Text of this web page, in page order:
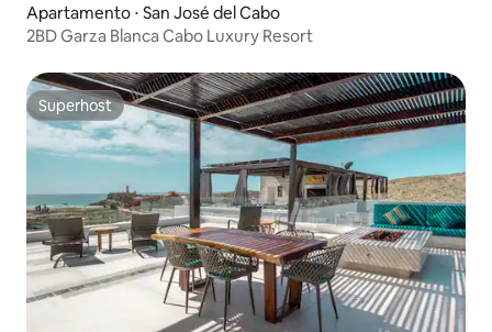
Apartamento ⋅ San José del Cabo
2BD Garza Blanca Cabo Luxury Resort
Superhost
Superhost